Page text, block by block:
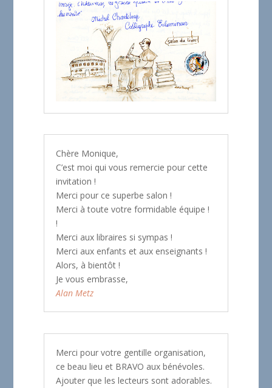
Chère Monique,
C’est moi qui vous remercie pour cette
invitation !
Merci pour ce superbe salon !
Merci à toute votre formidable équipe !
!
Merci aux libraires si sympas !
Merci aux enfants et aux enseignants !
Alors, à bientôt !
Je vous embrasse,
Alan Metz
Merci pour votre gentille organisation,
ce beau lieu et BRAVO aux bénévoles.
Ajouter que les lecteurs sont adorables.